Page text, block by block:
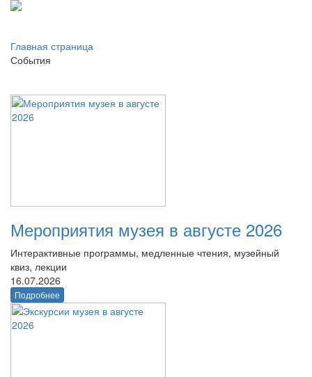
Главная страница
События
Мероприятия музея в августе 2026
Интерактивные программы, медленные чтения, музейный
квиз, лекции
16.07.2026
Подробнее